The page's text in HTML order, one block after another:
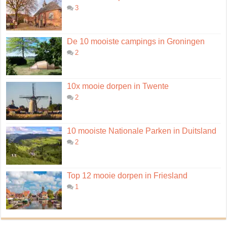
3
De 10 mooiste campings in Groningen
2
10x mooie dorpen in Twente
2
10 mooiste Nationale Parken in Duitsland
2
Top 12 mooie dorpen in Friesland
1